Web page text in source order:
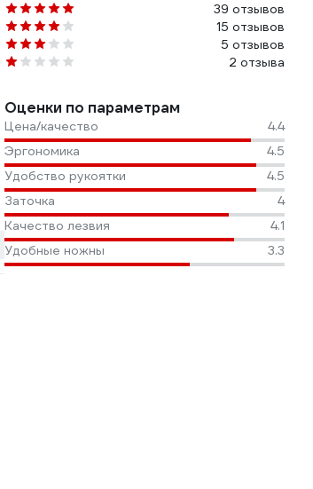
39 отзывов
15 отзывов
5 отзывов
2 отзыва
Оценки по параметрам
Цена/качество
4.4
Эргономика
4.5
Удобство рукоятки
4.5
Заточка
4
Качество лезвия
4.1
Удобные ножны
3.3